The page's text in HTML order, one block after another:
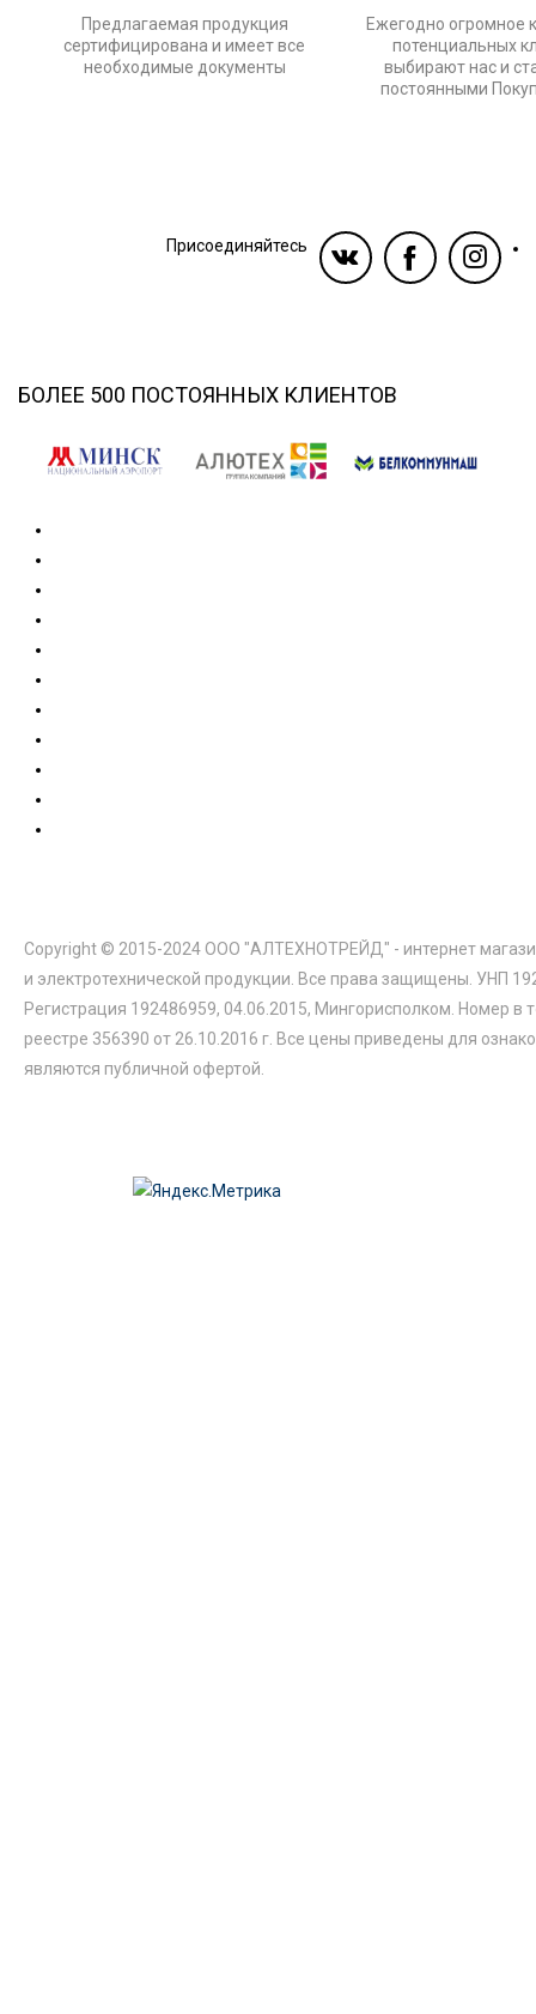
Предлагаемая продукция
сертифицирована и имеет все
необходимые документы
Ежегодно огромное
потенциальных
выбирают нас и
постоянными
Присоединяйтесь
БОЛЕЕ 500 ПОСТОЯННЫХ КЛИЕНТОВ
Copyright © 2015-2024 ООО "АЛТЕХНОТРЕЙД" - интернет
и электротехнической продукции. Все права защищены. УНП
Регистрация 192486959, 04.06.2015, Мингорисполком. Номер в
реестре 356390 от 26.10.2016 г. Все цены приведены для
являются публичной офертой.